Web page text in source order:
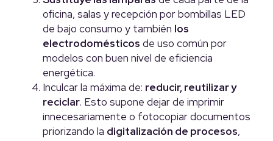
oficina, salas y recepción por bombillas LED
de bajo consumo y también los
electrodomésticos de uso común por
modelos con buen nivel de eficiencia
energética.
Inculcar la máxima de: reducir, reutilizar y
reciclar. Esto supone dejar de imprimir
innecesariamente o fotocopiar documentos
priorizando la digitalización de procesos,